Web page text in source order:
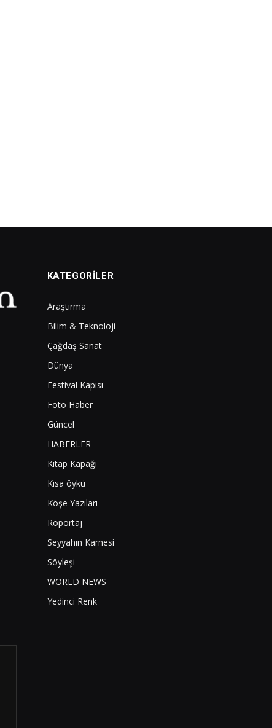
KATEGORILER
Araştırma
Bilim & Teknoloji
Çağdaş Sanat
Dünya
Festival Kapısı
Foto Haber
Güncel
HABERLER
Kitap Kapağı
Kısa öykü
Köşe Yazıları
Röportaj
Seyyahın Karnesi
Söyleşi
WORLD NEWS
Yedinci Renk